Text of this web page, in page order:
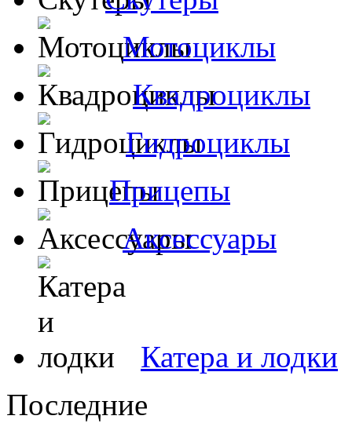
Мотоциклы
Квадроциклы
Гидроциклы
Прицепы
Аксессуары
Катера и лодки
Последние